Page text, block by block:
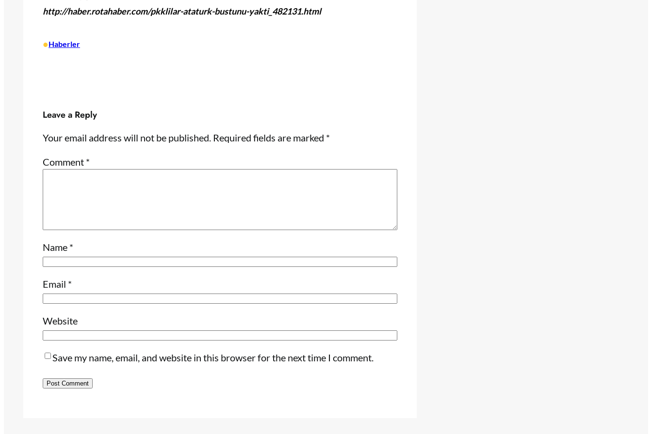
http://haber.rotahaber.com/pkklilar-ataturk-bustunu-yakti_482131.html
•Haberler
Leave a Reply
Your email address will not be published. Required fields are marked *
Comment *
Name *
Email *
Website
Save my name, email, and website in this browser for the next time I comment.